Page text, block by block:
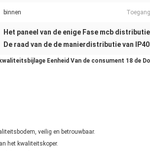
binnen
Het paneel van de enige Fase mcb distributie
De raad van de de manierdistributie van
Eenheid Van de consument 18 de
veilig en betrouwbaar.
het kwaliteitskoper.